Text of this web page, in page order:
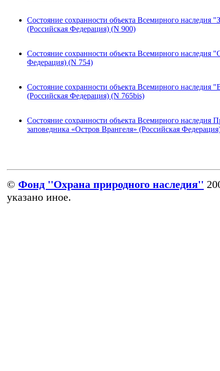
Состояние сохранности объекта Всемирного наследия
(Российская Федерация) (N 900)
Состояние сохранности объекта Всемирного наследия
Федерация) (N 754)
Состояние сохранности объекта Всемирного наследия
(Российская Федерация) (N 765bis)
Состояние сохранности объекта Всемирного наследия
заповедника «Остров Врангеля» (Российская
© Фонд ''Охрана природного наследия''
указано иное.